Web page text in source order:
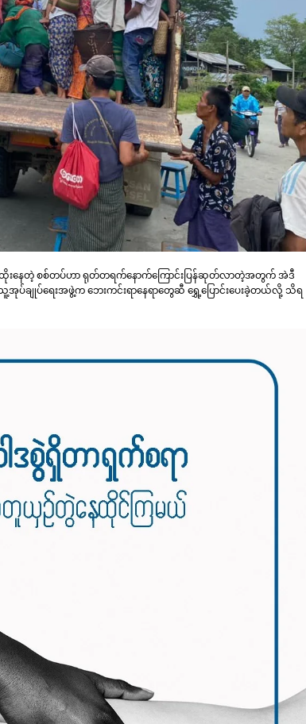
နေတဲ့ စစ်တပ်ဟာ ရုတ်တရက်နောက်ကြောင်းပြန်ဆုတ်လာတဲ့အတွက် အဲဒီ
ချုပ်ရေးအဖွဲ့က ဘေးကင်းရာနေရာတွေဆီ ရွှေ့ပြောင်းပေးခဲ့တယ်လို့ သိရ